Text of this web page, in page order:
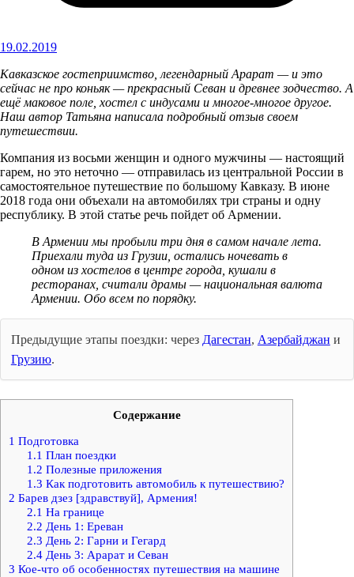
19.02.2019
Кавказское гостеприимство, легендарный Арарат — и это
сейчас не про коньяк — прекрасный Севан и древнее зодчество. А
ещё маковое поле, хостел с индусами и многое-многое другое.
Наш автор Татьяна написала подробный отзыв своем
путешествии.
Компания из восьми женщин и одного мужчины — настоящий
гарем, но это неточно — отправилась из центральной России в
самостоятельное путешествие по большому Кавказу. В июне
2018 года они объехали на автомобилях три страны и одну
республику. В этой статье речь пойдет об Армении.
В Армении мы пробыли три дня в самом начале лета.
Приехали туда из Грузии, остались ночевать в
одном из хостелов в центре города, кушали в
ресторанах, считали драмы — национальная валюта
Армении. Обо всем по порядку.
Предыдущие этапы поездки: через Дагестан, Азербайджан и
Грузию.
Содержание
1 Подготовка
1.1 План поездки
1.2 Полезные приложения
1.3 Как подготовить автомобиль к путешествию?
2 Барев дзез [здравствуй], Армения!
2.1 На границе
2.2 День 1: Ереван
2.3 День 2: Гарни и Гегард
2.4День 3: Арарат и Севан
3 Кое-что об особенностях путешествия на машине